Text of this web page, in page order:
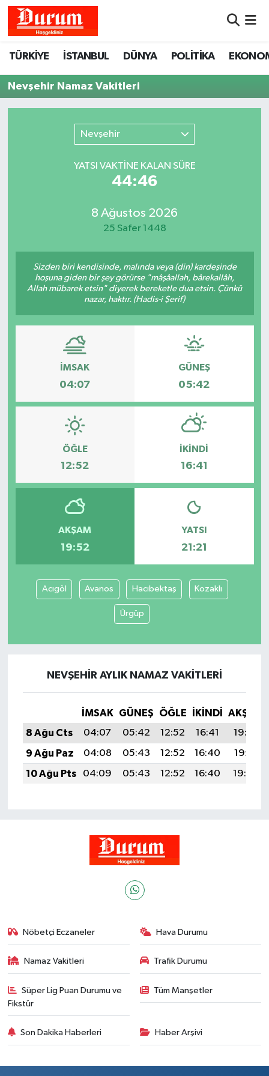
TÜRKİYE İSTANBUL DÜNYA POLİTİKA
Nevşehir Namaz Vakitleri
Nevşehir
YATSI VAKTİNE KALAN SÜRE
44:46
8 Ağustos 2026
25 Safer 1448
Sizden biri kendisinde, malında veya (din) kardeşinde
hoşuna giden bir şey görürse "mâşâallah, bârekallâh,
Allah mübarek etsin" diyerek bereketle dua etsin. Çünkü
nazar, haktır. (Hadis-i Şerif)
İMSAK
04:07
GÜNEŞ
05:42
ÖĞLE
12:52
İKINDI
16:41
AKŞAM
19:52
YATSI
21:21
Acıgöl Avanos Hacıbektaş Kozaklı
Ürgüp
NEVŞEHIR AYLIK NAMAZ VAKITLERI
İMSAK GÜNEŞ ÖĞLE İKINDI
AKŞAM
8 Ağu Cts
04:07 05:42 12:52 16:41
19:52
9 Ağu Paz
04:08 05:43 12:52 16:40
19:51
10 Ağu Pts
04:09 05:43 12:52 16:40 19:50
Nöbetçi Eczaneler Hava Durumu
Namaz Vakitleri Trafik Durumu
Süper Lig Puan Durumu ve
Fikstür
Tüm Manşetler
Son Dakika Haberleri Haber Arşivi
Hava Durumu
Namaz Vakitleri
Trafik Durumu
Süper Lig Puan Durumu ve Fikstür
Son Dakika Haberleri